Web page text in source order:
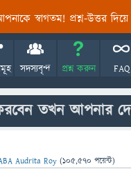
স্বাগতম! প্রশ্ন-উত্তর
সদস্যবৃন্দ প্রশ্ন করুন FAQ
তখন আপনার
Audrita Roy (105,570 পয়েন্ট)